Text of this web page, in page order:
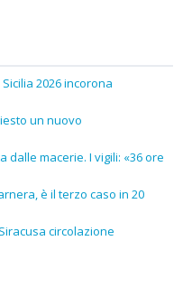
2026 incorona
un nuovo
dalle macerie. I vigili: «36 ore
è il terzo caso in 20
circolazione